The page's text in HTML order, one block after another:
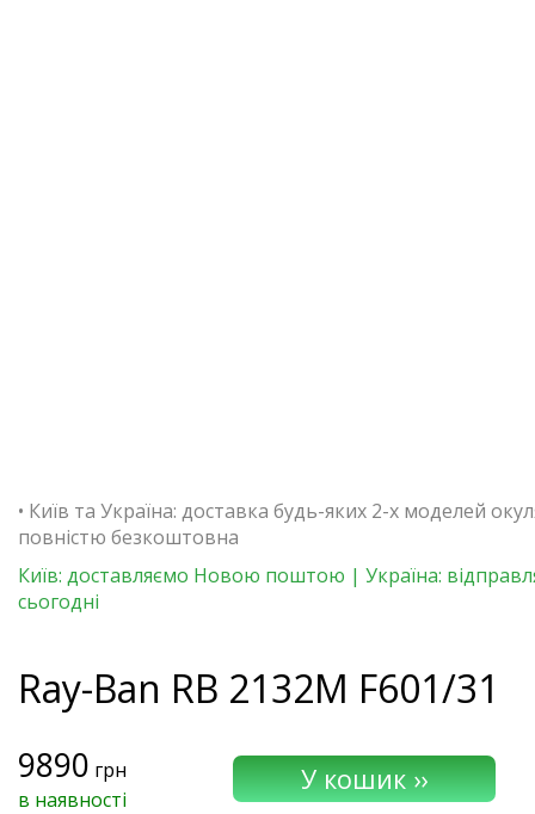
• Київ та Україна: доставка будь-яких 2-х моделей
повністю безкоштовна
Київ: доставляємо Новою поштою | Україна:
сьогодні
Ray-Ban RB 2132M F601/31
9890 грн
в наявності